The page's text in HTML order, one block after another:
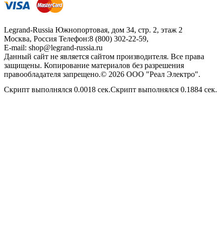
Legrand-Russia Южнопортовая, дом 34, стр. 2, этаж 2
Москва, Россия Телефон:8 (800) 302-22-59,
E-mail: shop@legrand-russia.ru
Данный сайт не является сайтом производителя. Все права
защищены. Копирование материалов без разрешения
правообладателя запрещено.© 2026 ООО "Реал Электро".
Скрипт выполнялся 0.0018 сек.Скрипт выполнялся 0.1884 сек.